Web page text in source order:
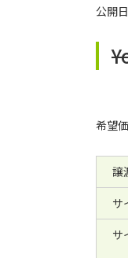
公開
希望
譲
サ
サ